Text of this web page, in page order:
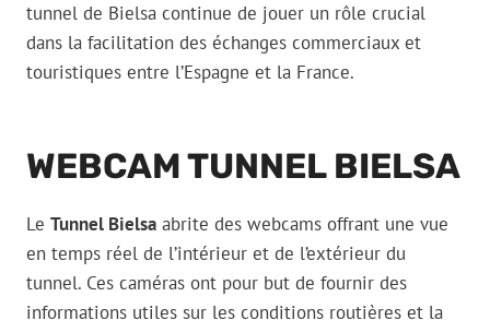
tunnel de Bielsa continue de jouer un rôle crucial
dans la facilitation des échanges commerciaux et
touristiques entre l’Espagne et la France.
WEBCAM TUNNEL BIELSA
Le Tunnel Bielsa abrite des webcams offrant une vue
en temps réel de l’intérieur et de l’extérieur du
tunnel. Ces caméras ont pour but de fournir des
informations utiles sur les conditions routières et la